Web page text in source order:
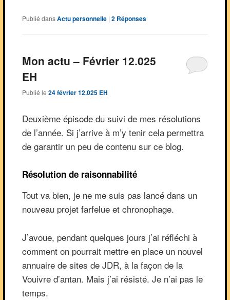
Publié dans Actu personnelle | 2Réponses
Mon actu – Février 12.025
EH
Publié le 24 février 12.025 EH
Deuxième épisode du suivi de mes résolutions
de l’année. Si j’arrive à m’y tenir cela permettra
de garantir un peu de contenu sur ce blog.
Résolution de raisonnabilité
Tout va bien, je ne me suis pas lancé dans un
nouveau projet farfelue et chronophage.
J’avoue, pendant quelques jours j’ai réfléchi à
comment on pourrait mettre en place un nouvel
annuaire de sites de JDR, à la façon de la
Vouivre d’antan. Mais j’ai résisté. Je n’ai pas le
temps.